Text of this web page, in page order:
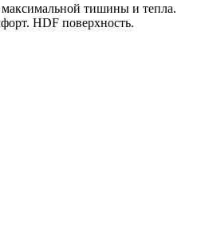
тишины и тепла.
HDF поверхность.